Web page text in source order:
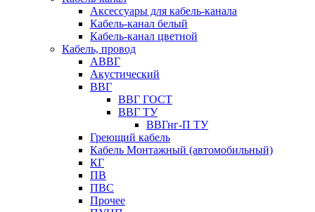
Аксессуары для кабель-канала
Кабель-канал белый
Кабель-канал цветной
Кабель, провод
АВВГ
Акустический
ВВГ
ВВГ ГОСТ
ВВГ ТУ
ВВГнг-П ТУ
Греющий кабель
Кабель Монтажный (автомобильный)
КГ
ПВ
ПВС
Прочее